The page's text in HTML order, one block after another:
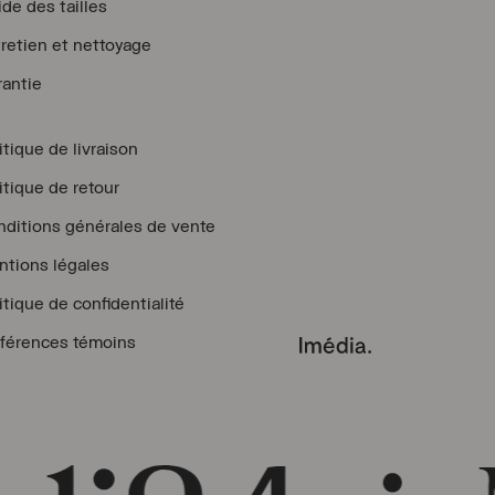
des tailles
et nettoyage
de livraison
de retour
générales de vente
légales
de confidentialité
témoins